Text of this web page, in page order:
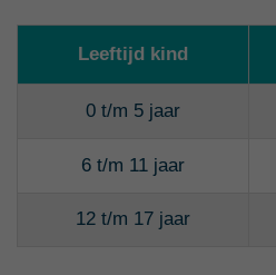
Leeftijd kind
0 t/m 5 jaar
6 t/m 11 jaar
12 t/m 17 jaar